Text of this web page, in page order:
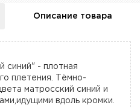
Описание товара
синий" - плотная
плетения. Тёмно-
матросский синий и
вдоль кромки.